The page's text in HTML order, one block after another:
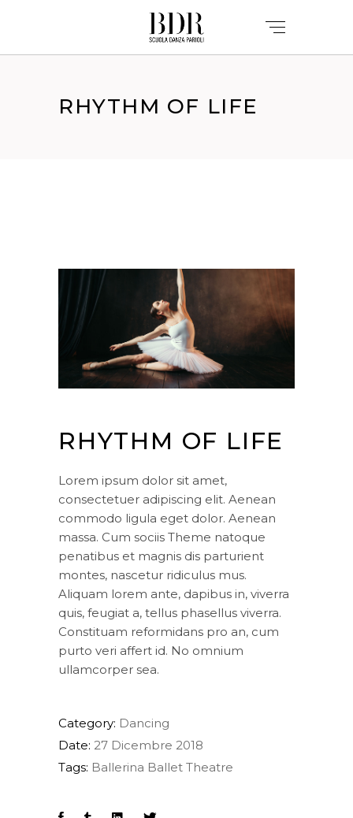
RHYTHM OF LIFE
RHYTHM OF LIFE
Lorem ipsum dolor sit amet,
consectetuer adipiscing elit. Aenean
commodo ligula eget dolor. Aenean
massa. Cum sociis Theme natoque
penatibus et magnis dis parturient
montes, nascetur ridiculus mus.
Aliquam lorem ante, dapibus in, viverra
quis, feugiat a, tellus phasellus viverra.
Constituam reformidans pro an, cum
purto veri affert id. No omnium
ullamcorper sea.
Category: Dancing
Date: 27 Dicembre 2018
Tags: Ballerina Ballet Theatre